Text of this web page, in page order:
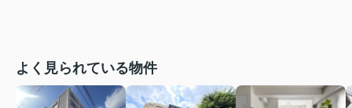
よく見られている物件